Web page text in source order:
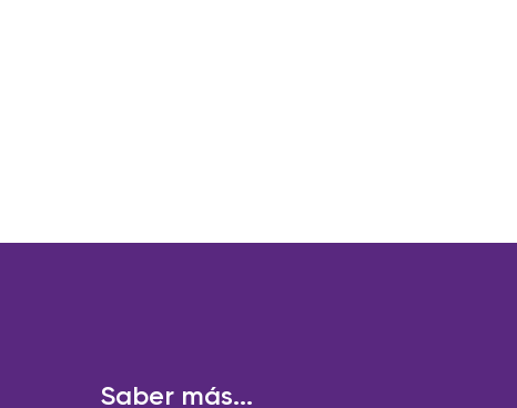
Saber más...